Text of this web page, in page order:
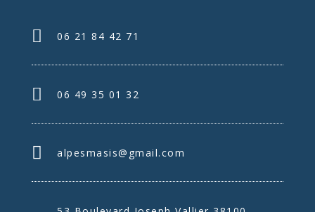
06 21 84 42 71
06 49 35 01 32
alpesmasis@gmail.com